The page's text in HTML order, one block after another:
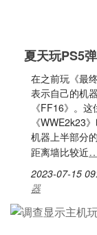
夏天玩PS5
在之前玩《最
表示自己的机
《FF16》。
《WWE2k23
机器上半部分
距离墙比较近
2023-07-15
器